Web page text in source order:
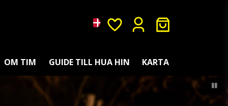
OM TIM GUIDE TILL HUA HIN KARTA